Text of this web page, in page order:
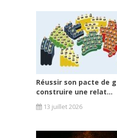
Réussir son pacte de
construire une relat...
13 juillet 2026